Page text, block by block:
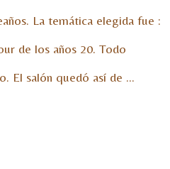
La temática elegida fue :
de los años 20. Todo
El salón quedó así de …